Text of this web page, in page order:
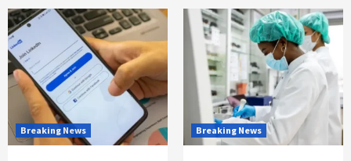
Breaking News Breaking News